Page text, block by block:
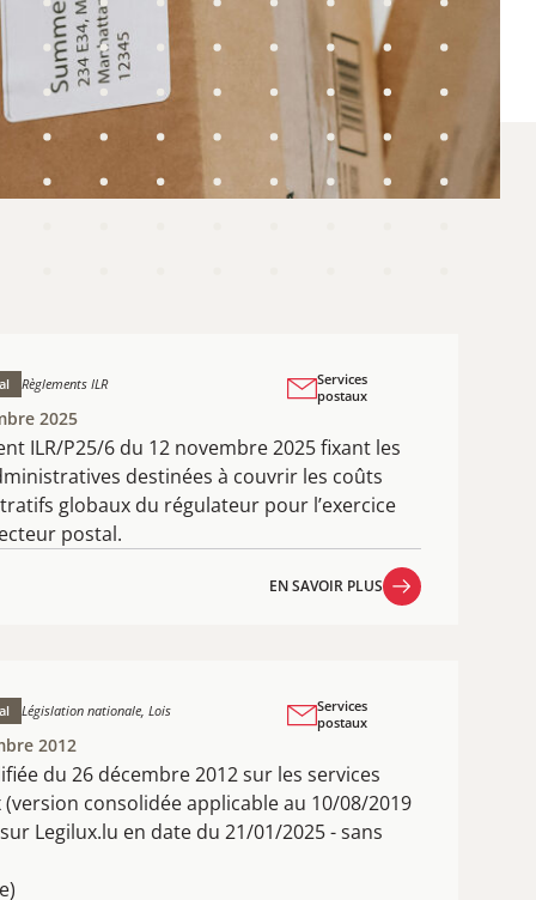
ILR/P25/6 du 12 novembre 2025 fixant les
destinées à couvrir les coûts
globaux du régulateur pour l’exercice
postal.
Règlements ILR
Services
postaux
2025
EN SAVOIR PLUS
du 26 décembre 2012 sur les services
consolidée applicable au 10/08/2019
Legilux.lu en date du 21/01/2025 - sans
Législation nationale, Lois
Services
postaux
2012